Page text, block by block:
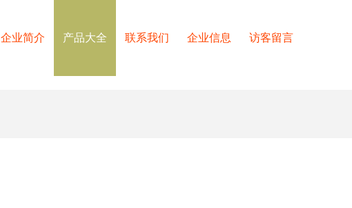
企业简介 产品大全 联系我们 企业信息 访客留言